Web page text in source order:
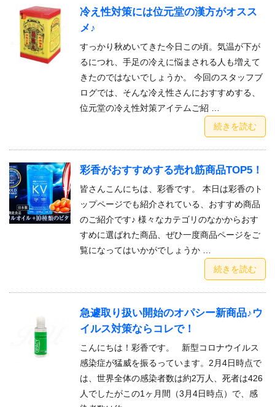
冷え性対策には位元堂の漢方がオスス
メ♪
すっかり秋めいてきた今日この頃。気温が下が
るにつれ、手足の冷えに悩まされる人も増えて
きたのではないでしょうか。 今回のスタッフブ
ログでは、そんな冷え性さんにおすすめする、
位元堂の冷え性対策アイテムご紹 …
続きを読む
彩香がおすすめする売れ筋商品TOP5！
皆さんこんにちは、彩香です。 本日は彩香のト
ップページでも紹介されている、おすすめ商品
のご紹介です♪ 様々なカテゴリのなかからおす
すめに選ばれた商品、ぜひ一度商品ページをご
覧になってはいかがでしょうか …
続きを読む
急遽取り扱い開始のオパシー新商品♪ウ
イルス対策ならコレで！
こんにちは！彩香です。 新型コロナウイルス
感染症が猛威を振るっています。2月4日時点で
は、世界全体の感染者数は約2万人、死者は426
人でしたがこの1ヶ月間（3月4日時点）で、感